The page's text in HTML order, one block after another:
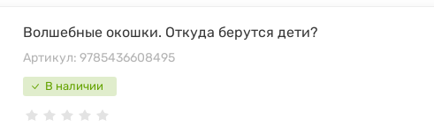
В наличии
Волшебные окошки. Откуда берутся дети?
Артикул: 9785436608495